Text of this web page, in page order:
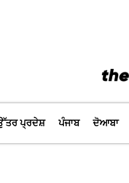
ਪ੍ਰਦੇਸ਼ ਪੰਜਾਬ ਦੋਆਬਾ